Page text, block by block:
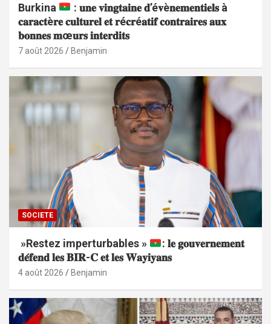
Burkina
: 𝐮𝐧𝐞 𝐯𝐢𝐧𝐠𝐭𝐚𝐢𝐧𝐞 𝐝’é𝐯è𝐧𝐞𝐦𝐞𝐧𝐭𝐢𝐞𝐥𝐬 à
𝐜𝐚𝐫𝐚𝐜𝐭è𝐫𝐞 𝐜𝐮𝐥𝐭𝐮𝐫𝐞𝐥 𝐞𝐭 𝐫é𝐜𝐫é𝐚𝐭𝐢𝐟 𝐜𝐨𝐧𝐭𝐫𝐚𝐢𝐫𝐞𝐬 𝐚𝐮𝐱
𝐛𝐨𝐧𝐧𝐞𝐬 𝐦œ𝐮𝐫𝐬 𝐢𝐧𝐭𝐞𝐫𝐝𝐢𝐭𝐬
7 août 2026 Benjamin
SOCIETE
»Restez imperturbables »
: 𝐥𝐞 𝐠𝐨𝐮𝐯𝐞𝐫𝐧𝐞𝐦𝐞𝐧𝐭
𝐝𝐞́𝐟𝐞𝐧𝐝 𝐥𝐞𝐬 𝐁𝐈𝐑-𝐂 𝐞𝐭 𝐥𝐞𝐬 𝐖𝐚𝐲𝐢𝐲𝐚𝐧𝐬
4 août 2026 Benjamin